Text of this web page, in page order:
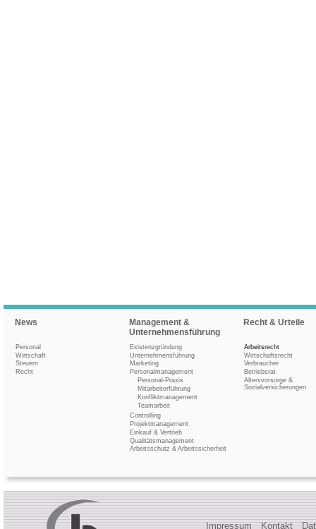
News
Personal
Wirtschaft
Steuern
Recht
Management &
Unternehmensführung
Existenzgründung
Unternehmensführung
Marketing
Personalmanagement
Personal-Praxis
Mitarbeiterführung
Konfliktmanagement
Teamarbeit
Controlling
Projektmanagement
Einkauf & Vertrieb
Qualitätsmanagement
Arbeitsschutz & Arbeitssicherheit
Recht & Urteile
Arbeitsrecht
Wirtschaftsrecht
Verbraucher
Betriebsrat
Altersvorsorge &
Sozialversicherungen
Impressum Kontakt